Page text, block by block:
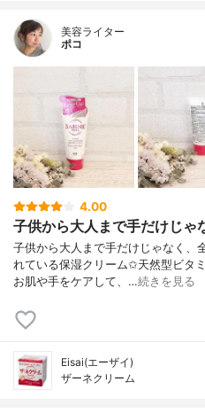
美容ライター
ポコ
4.00
子供から大人まで手だけじゃ
子供から大人まで手だけじゃなく、
れている保湿クリーム✩天然型ビタ
お肌や手をケアして、…続きを見る
Eisai(エーザイ)
ザーネクリーム